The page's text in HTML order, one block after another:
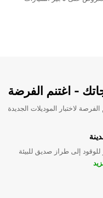
- اغتنم الفرضة
الفرصة لاختبار الموديلات الجديدة
إلى طراز صديق للبيئة